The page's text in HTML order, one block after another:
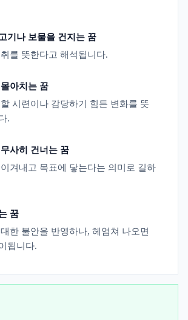
기나 보물을 건지는 꿈
를 뜻한다고 해석됩니다.
아치는 꿈
시련이나 감당하기 힘든 변화를 뜻
.
사히 건너는 꿈
겨내고 목표에 닿는다는 의미로 길하
꿈
한 불안을 반영하나, 헤엄쳐 나오면
됩니다.